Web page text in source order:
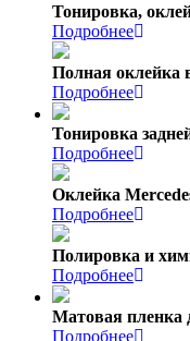
Тонировка,
Подробнее
Полная оклейка
Подробнее
Тонировка
Подробнее
Оклейка
Подробнее
Полировка и
Подробнее
Матовая пленка
Подробнее